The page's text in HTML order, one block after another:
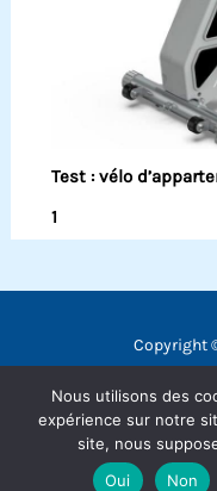
Test : vélo
1
Copyright
Nous utilisons des
expérience sur notre
site, nous
Oui
Non